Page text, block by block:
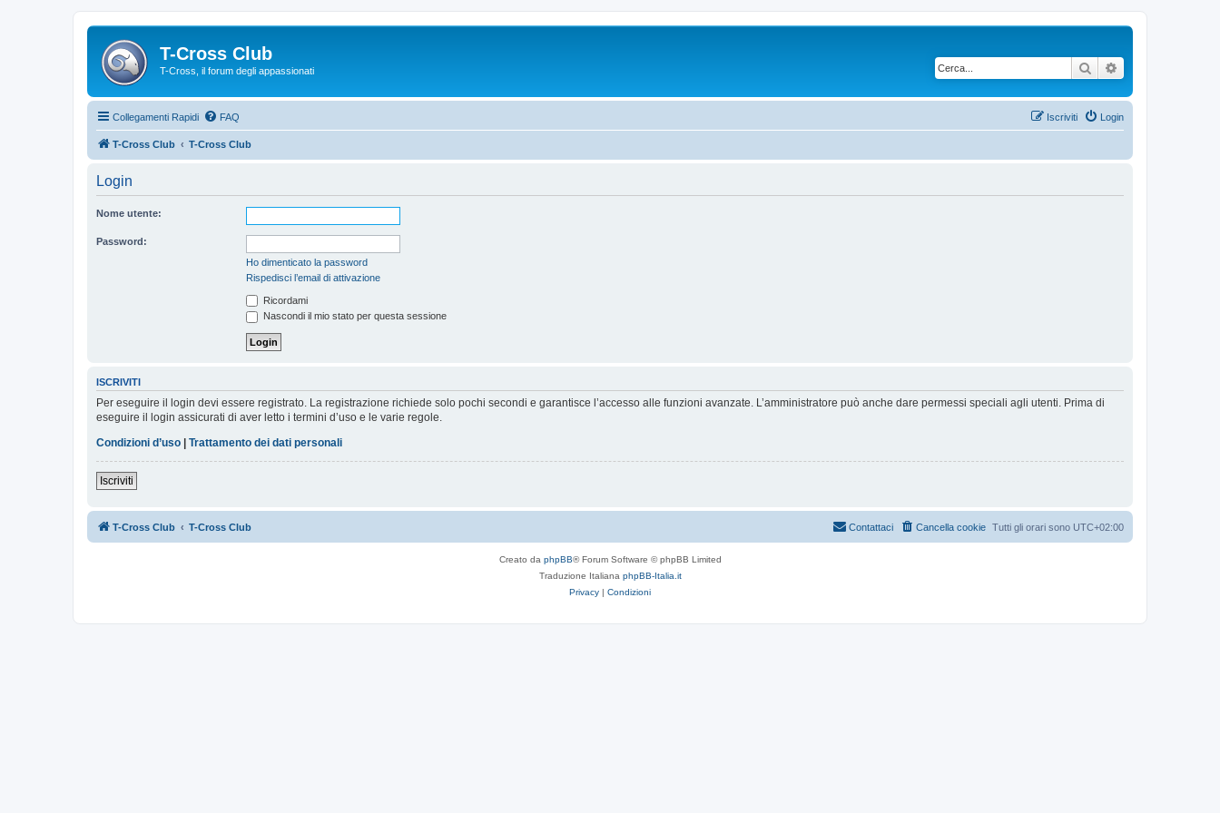
T-Cross Club
T-Cross, il forum degli appassionati Cerca
Collegamenti Rapidi FAQ Login
Iscriviti
T-Cross Club T-Cross Club
Login
Nome utente:
Password:
Ho dimenticato la password
Rispedisci l’email di attivazione
Ricordami
Nascondi il mio stato per questa sessione
ISCRIVITI
Per eseguire il login devi essere registrato. La registrazione richiede solo pochi secondi e garantisce l’accesso alle funzioni avanzate. L’amministratore può anche dare permessi speciali agli utenti. Prima di
eseguire il login assicurati di aver letto i termini d’uso e le varie regole.
Condizioni d’uso
Trattamento dei dati personali
Iscriviti
T-Cross Club T-Cross Club Tutti gli orari sono UTC+02:00
Cancella cookie
Contattaci
Creato da phpBB® Forum Software © phpBB Limited
Traduzione Italiana phpBB-Italia.it
Privacy | Condizioni